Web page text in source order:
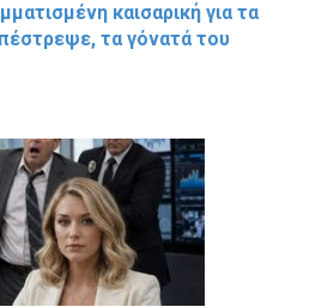
καισαρική για τα
τα γόνατά του